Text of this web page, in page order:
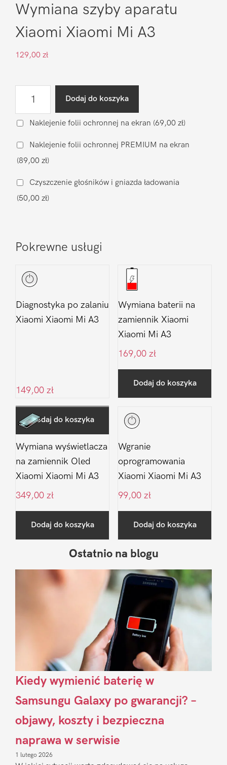
Wymiana szyby aparatu
Xiaomi Xiaomi Mi A3
129,00 zł
szyby
Xiaomi
Xiaomi
Mi
A3
Dodaj do koszyka
Naklejenie folii ochronnej na ekran (69,00 zł)
Naklejenie folii ochronnej PREMIUM na ekran
(89,00 zł)
Czyszczenie głośników i gniazda ładowania
(50,00 zł)
Pokrewne usługi
Diagnostyka po zalaniu
Xiaomi Xiaomi Mi A3
149,00 zł
Dodaj do koszyka
Wymiana baterii na
zamiennik Xiaomi
Xiaomi Mi A3
169,00 zł
Dodaj do koszyka
Wymiana wyświetlacza
na zamiennik Oled
Xiaomi Xiaomi Mi A3
349,00 zł
Dodaj do koszyka
Wgranie
oprogramowania
Xiaomi Xiaomi Mi A3
99,00 zł
Dodaj do koszyka
Sidebar
Ostatnio na blogu
Kiedy wymienić baterię w
Samsungu Galaxy po gwarancji? –
objawy, koszty i bezpieczna
naprawa w serwisie
1 lutego 2026